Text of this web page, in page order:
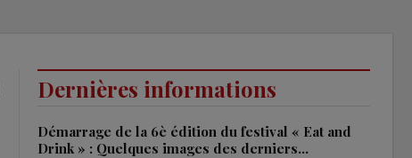
Dernières informations
Démarrage de la 6è édition du festival « Eat and
Drink » : Quelques images des derniers…